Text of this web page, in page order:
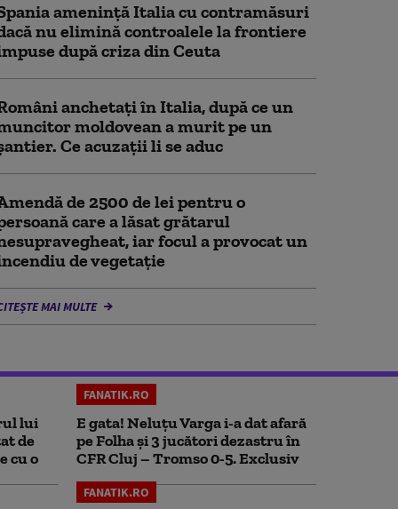
ameninţă Italia cu contramăsuri
nu elimină controalele la frontiere
după criza din Ceuta
anchetați în Italia, după ce un
moldovean a murit pe un
Ce acuzații li se aduc
de 2500 de lei pentru o
care a lăsat grătarul
iar focul a provocat un
de vegetaţie
MAI MULTE
lui
de
cu o
FANATIK.RO
E gata! Neluțu Varga i-a dat afară
pe Folha și 3 jucători dezastru în
CFR Cluj – Tromso 0-5. Exclusiv
FANATIK.RO